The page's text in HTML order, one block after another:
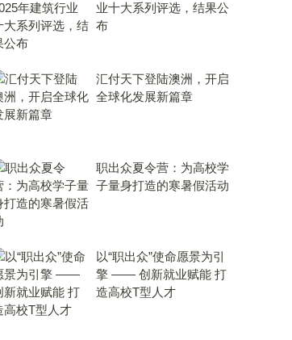
业十大系列评选，结果公
布
汇付天下登陆澳洲，开启
全球化发展新篇章
职出众夏令营：为高校学
子量身打造的寒暑假活动
以“职出众”使命愿景为引
擎 —— 创新就业赋能 打
造高校T型人才